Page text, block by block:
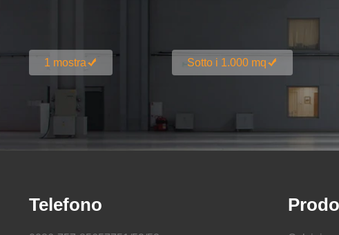
1 mostra Sotto i 1.000 mq
Telefono